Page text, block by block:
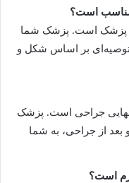
پزشک است. پزشک شما
توصیه‌ای بر اساس شکل و
نهایی جراحی است. پزشک
بعد از جراحی، به شما